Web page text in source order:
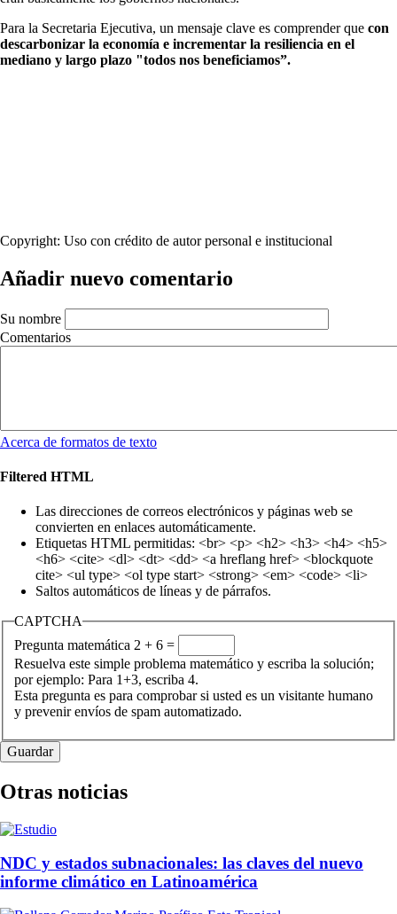
Para la Secretaria Ejecutiva, un mensaje clave es comprender que con
descarbonizar la economía e incrementar la resiliencia en el
mediano y largo plazo "todos nos beneficiamos”.
Copyright: Uso con crédito de autor personal e institucional
Añadir nuevo comentario
Su nombre
Comentarios
Acerca de formatos de texto
Filtered HTML
Las direcciones de correos electrónicos y páginas web se
convierten en enlaces automáticamente.
Etiquetas HTML permitidas: <br> <p> <h2> <h3> <h4> <h5>
<h6> <cite> <dl> <dt> <dd> <a hreflang href> <blockquote
cite> <ul type> <ol type start> <strong> <em> <code> <li>
Saltos automáticos de líneas y de párrafos.
CAPTCHA
Pregunta matemática 2 + 6 =
Resuelva este simple problema matemático y escriba la solución;
por ejemplo: Para 1+3, escriba 4.
Esta pregunta es para comprobar si usted es un visitante humano
y prevenir envíos de spam automatizado.
Otras noticias
NDC y estados subnacionales: las claves del nuevo
informe climático en Latinoamérica